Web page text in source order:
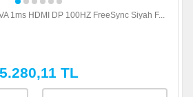
1ms HDMI DP 100HZ FreeSync Siyah F...
5.280,11 TL